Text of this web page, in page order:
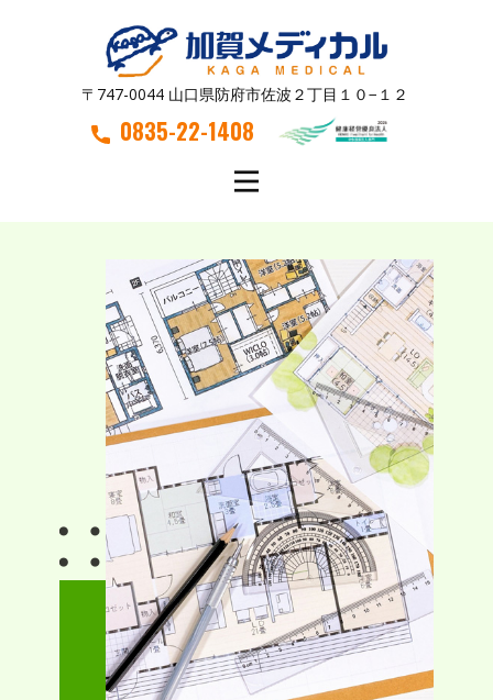
〒747-0044 山口県防府市佐波２丁目１０−１２
0835-22-1408